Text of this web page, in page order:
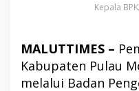
Kepala
MALUTTIMES –
Kabupaten Pulau
melalui Badan